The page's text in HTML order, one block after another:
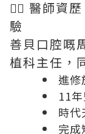
👨‍⚕️ 醫師資
驗
善貝口腔嘅
植科主任，
進修
11
時代
完